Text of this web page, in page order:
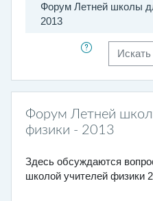
Форум Летней школы
2013
Искать
Форум Летней
физики - 2013
Здесь обсуждаются
школой учителей физики